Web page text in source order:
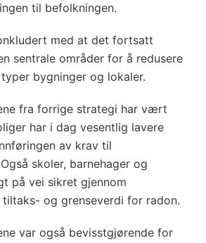
til befolkningen.
med at det fortsatt
sentrale områder for å redusere
bygninger og lokaler.
fra forrige strategi har vært
har i dag vesentlig lavere
av krav til
skoler, barnehager og
på vei sikret gjennom
og grenseverdi for radon.
var også bevisstgjørende for